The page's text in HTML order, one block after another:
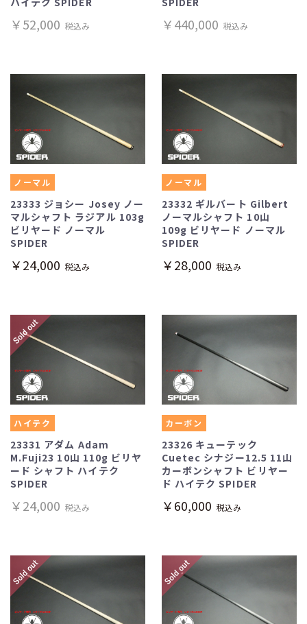
￥52,000 税込み ￥440,000 税込み
ノーマル
23333 ジョシー Josey ノー
マルシャフト ラジアル 103g
ビリヤード ノーマル
SPIDER
￥24,000 税込み
ノーマル
23332 ギルバート Gilbert
ノーマルシャフト 10山
109g ビリヤード ノーマル
SPIDER
￥28,000 税込み
ハイテク
23331 アダム Adam
M.Fuji23 10山 110g ビリヤ
ード シャフト ハイテク
SPIDER
￥24,000 税込み
カーボン
23326 キューテック
Cuetec シナジー12.5 11山
カーボンシャフト ビリヤー
ド ハイテク SPIDER
￥60,000 税込み